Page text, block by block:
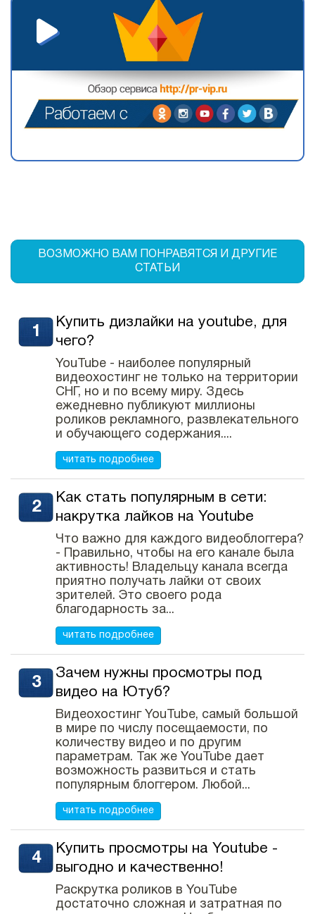
ВОЗМОЖНО ВАМ ПОНРАВЯТСЯ И ДРУГИЕ
СТАТЬИ
Купить дизлайки на youtube, для
чего?
YouTube - наиболее популярный
видеохостинг не только на территории
СНГ, но и по всему миру. Здесь
ежедневно публикуют миллионы
роликов рекламного, развлекательного
и обучающего содержания....
читать подробнее
Как стать популярным в сети:
накрутка лайков на Youtube
Что важно для каждого видеоблоггера?
- Правильно, чтобы на его канале была
активность! Владельцу канала всегда
приятно получать лайки от своих
зрителей. Это своего рода
благодарность за...
читать подробнее
Зачем нужны просмотры под
видео на Ютуб?
Видеохостинг YouTube, самый большой
в мире по числу посещаемости, по
количеству видео и по другим
параметрам. Так же YouTube дает
возможность развиться и стать
популярным блоггером. Любой...
читать подробнее
Купить просмотры на Youtube -
выгодно и качественно!
Раскрутка роликов в YouTube
достаточно сложная и затратная по